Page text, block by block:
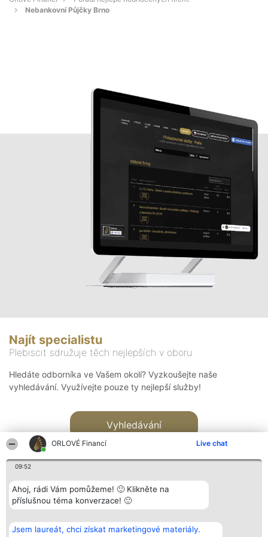
ORLOVÉ Financí Live chat
09:52
Ahoj, rádi Vám pomůžeme! 🙂 Klikněte na
příslušnou téma konverzace! 🙂
Jsem laureát, chci získat marketingové materiály.
Nebankovní Půjčky Brno
Najít specialistu
Plebiscit sdružuje těch nejlepších v oboru
Hledáte odborníka ve Vašem okolí? Vyzkoušejte naše
vyhledávání. Využívejte pouze ty nejlepší služby!
Vyhledávání
Bright Side Solutions sp. z o.
o. sp. k.
Vítězové
Seznam všech
Kontakt